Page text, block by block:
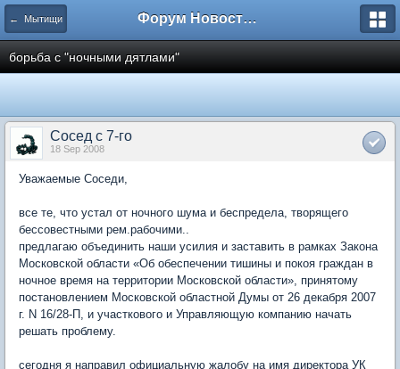
← Мытищи Форум Новостройки
борьба с "ночными дятлами"
Сосед с 7-го
18 Sep 2008
Уважаемые Соседи,
все те, что устал от ночного шума и беспредела, творящего
бессовестными рем.рабочими..
предлагаю объединить наши усилия и заставить в рамках Закона
Московской области «Об обеспечении тишины и покоя граждан в
ночное время на территории Московской области», принятому
постановлением Московской областной Думы от 26 декабря 2007
г. N 16/28-П, и участкового и Управляющую компанию начать
решать проблему.
сегодня я направил официальную жалобу на имя директора УК